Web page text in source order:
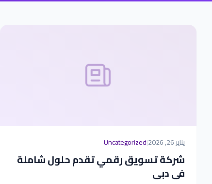
يناير 26, 2026 |
Uncategorized
شركة تسويق رقمي تقدم حلول شاملة
في دبي